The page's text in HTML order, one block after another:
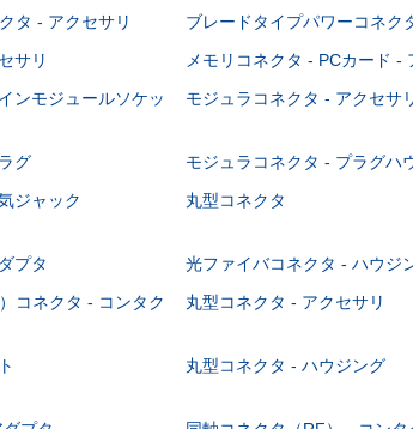
タ - アクセサリ
ブレードタイプパワーコネク
サリ
メモリコネクタ - PCカード -
ンモジュールソケッ
モジュラコネクタ - アクセサ
グ
モジュラコネクタ - プラグハ
ジャック 丸型コネクタ
プタ
光ファイバコネクタ - ハウジ
コネクタ - コンタク
丸型コネクタ - アクセサリ
丸型コネクタ - ハウジング